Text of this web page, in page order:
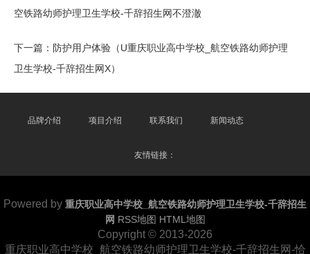
空铁路幼师护理卫生学校-千辞招生网不澄澈
下一篇： 防护用户体验（U重庆职业高中学校_航空铁路幼师护理
卫生学校-千辞招生网X）
品牌介绍 项目介绍 联系我们 新闻动态
友情链接：
Powered by 重庆职业高中学校_航空铁路幼师护理卫生学校-千辞招生
网 RSS地图 HTML地图
Copyright © 2013-2026
重庆职业高中学校_航空铁路幼师护理卫生学校-千辞招生网-恰